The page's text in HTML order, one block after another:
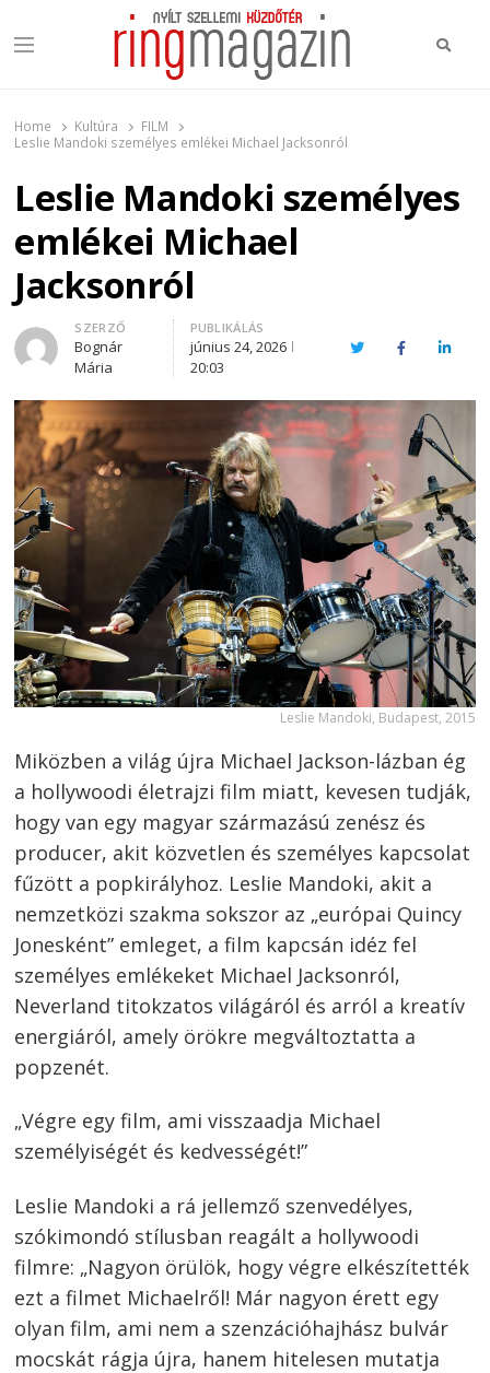
Menu
Home Kultúra
FILM
Leslie Mandoki személyes emlékei Michael Jacksonról
Leslie Mandoki személyes
emlékei Michael
Jacksonról
Author
SZERZŐ
Bognár
Mária
PUBLIKÁLÁS
június 24, 2026
20:03
TwitterFacebook
Leslie Mandoki, Budapest, 2015
Miközben a világ újra Michael Jackson-lázban ég
a hollywoodi életrajzi film miatt, kevesen tudják,
hogy van egy magyar származású zenész és
producer, akit közvetlen és személyes kapcsolat
fűzött a popkirályhoz. Leslie Mandoki, akit a
nemzetközi szakma sokszor az „európai Quincy
Jonesként” emleget, a film kapcsán idéz fel
személyes emlékeket Michael Jacksonról,
Neverland titokzatos világáról és arról a kreatív
energiáról, amely örökre megváltoztatta a
popzenét.
„Végre egy film, ami visszaadja Michael
személyiségét és kedvességét!”
Leslie Mandoki a rá jellemző szenvedélyes,
szókimondó stílusban reagált a hollywoodi
filmre: „Nagyon örülök, hogy végre elkészítették
ezt a filmet Michaelről! Már nagyon érett egy
olyan film, ami nem a szenzációhajhász bulvár
mocskát rágja újra, hanem hitelesen mutatja